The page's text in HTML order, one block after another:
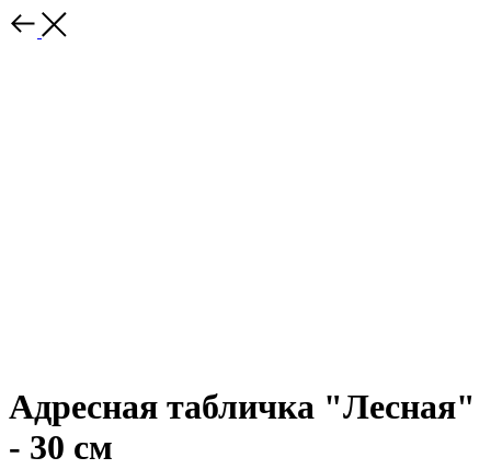
Адресная табличка "Лесная"
- 30 см